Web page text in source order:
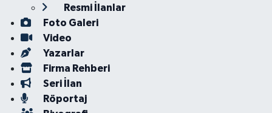
Resmi İlanlar
Foto Galeri
Video
Yazarlar
Firma Rehberi
Seri İlan
Röportaj